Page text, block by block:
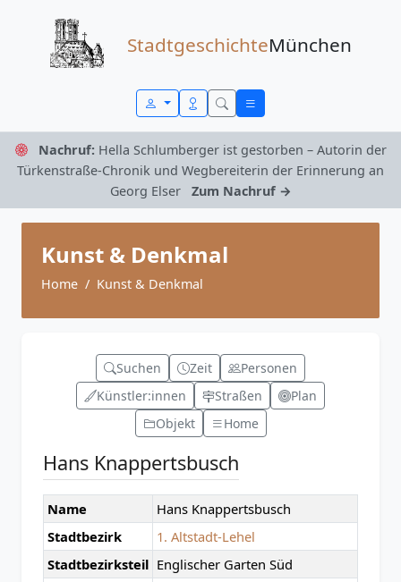
StadtgeschichteMünchen
Nachruf: Hella Schlumberger ist gestorben – Autorin der
Türkenstraße-Chronik und Wegbereiterin der Erinnerung an
Georg Elser
Zum Nachruf →
Kunst & Denkmal
Home Kunst & Denkmal
Suchen Zeit
Personen
Künstler:innen
Straßen
Plan
Objekt
Home
Hans Knappertsbusch
Name
Hans Knappertsbusch
Stadtbezirk
1. Altstadt-Lehel
Stadtbezirksteil Englischer Garten Süd